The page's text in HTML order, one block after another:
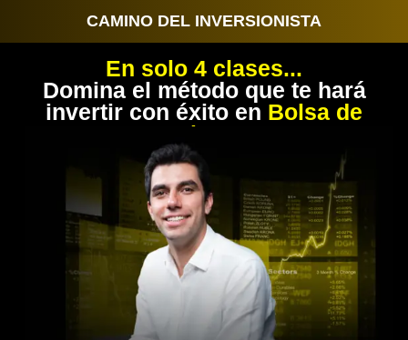
CAMINO DEL INVERSIONISTA
En solo 4 clases...
Domina el método que te hará
invertir con éxito en Bolsa de
Valores